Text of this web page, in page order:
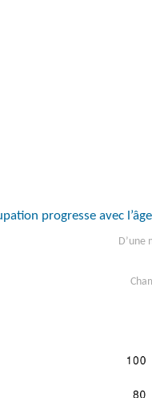
progresse avec
D’une